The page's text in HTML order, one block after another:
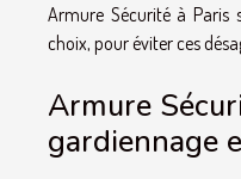
Armure Sécurité à Paris
choix, pour éviter ces
Armure
gardiennage